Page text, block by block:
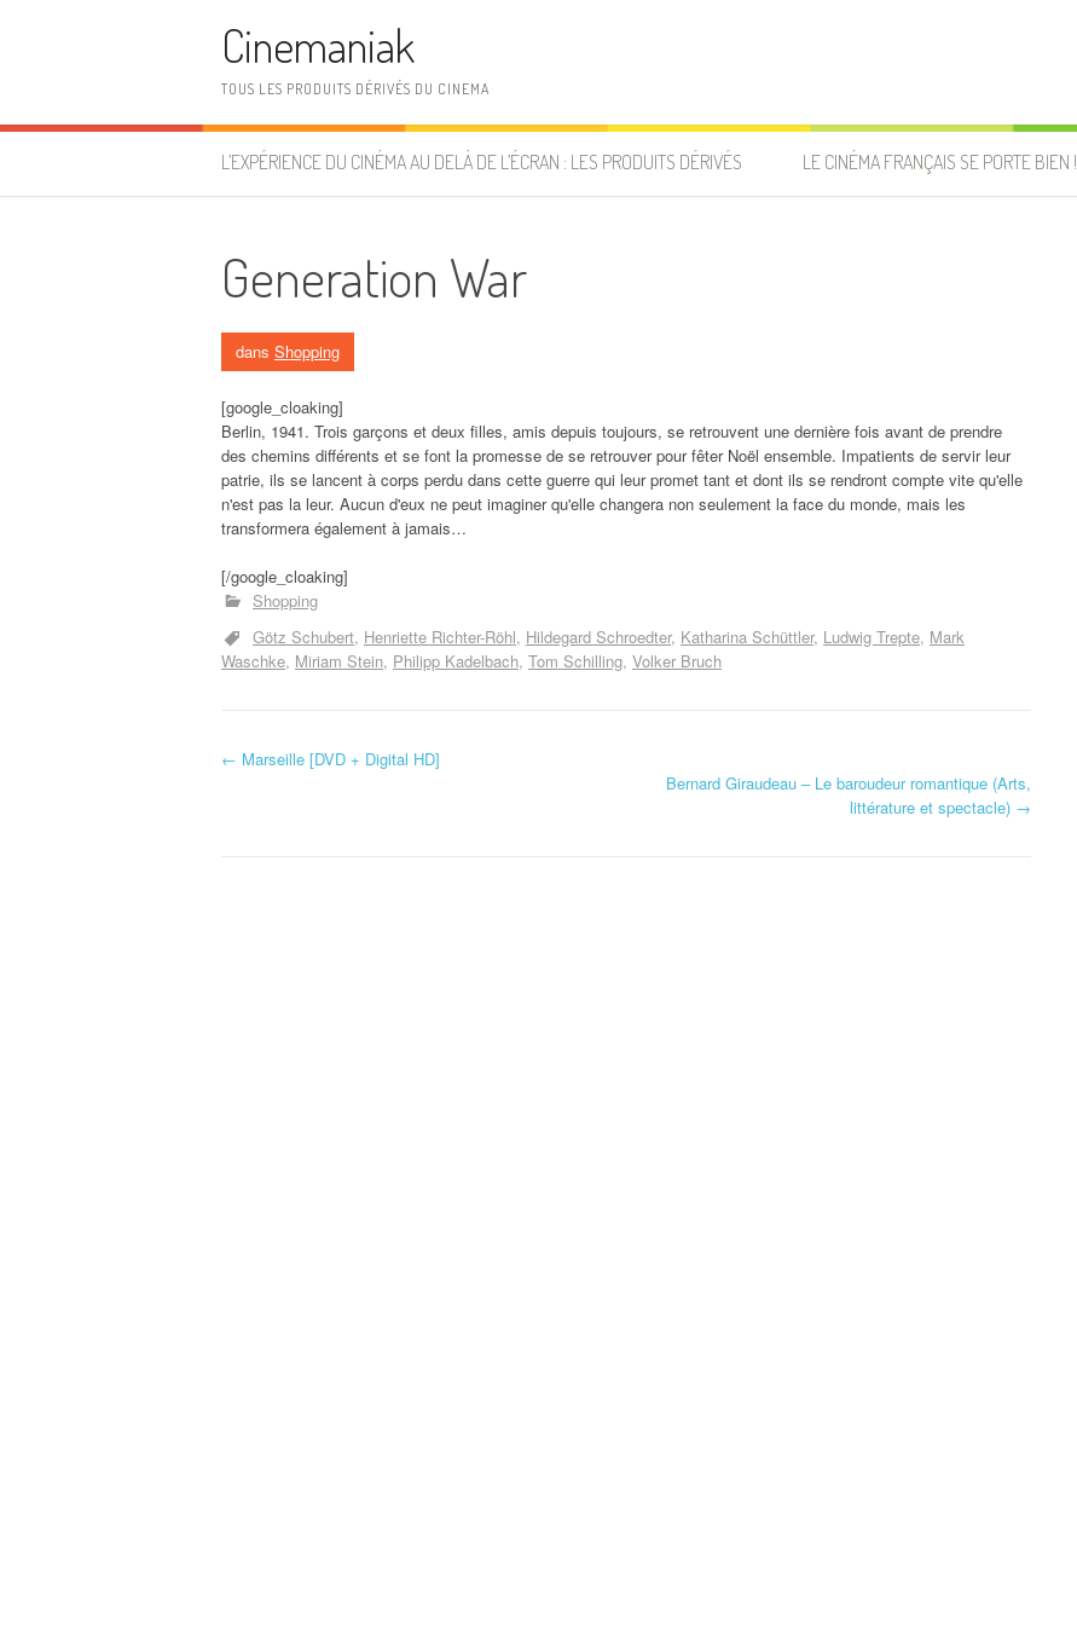
Cinemaniak
TOUS LES PRODUITS DÉRIVÉS DU CINEMA
L’EXPÉRIENCE DU CINÉMA AU DELÀ DE L’ÉCRAN : LES PRODUITS DÉRIVÉS LE CINÉMA FRANÇAIS SE PORTE BIEN !
Generation War
dans Shopping
[google_cloaking]
Berlin, 1941. Trois garçons et deux filles, amis depuis toujours, se retrouvent une dernière fois avant de prendre
des chemins différents et se font la promesse de se retrouver pour fêter Noël ensemble. Impatients de servir leur
patrie, ils se lancent à corps perdu dans cette guerre qui leur promet tant et dont ils se rendront compte vite qu'elle
n'est pas la leur. Aucun d'eux ne peut imaginer qu'elle changera non seulement la face du monde, mais les
transformera également à jamais…
[/google_cloaking]
Shopping
Götz Schubert Henriette Richter-Röhl Hildegard Schroedter Katharina Schüttler Ludwig Trepte Mark
Waschke Miriam Stein Philipp Kadelbach Tom Schilling Volker Bruch
Navigation d'article
← Marseille [DVD + Digital HD]
Bernard Giraudeau – Le baroudeur romantique (Arts,
littérature et spectacle) →